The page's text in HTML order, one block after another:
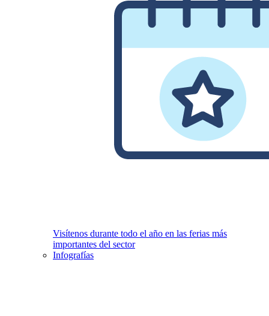
Visítenos durante todo el año en las ferias más
importantes del sector
Infografías